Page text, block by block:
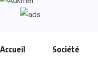
Accueil Société